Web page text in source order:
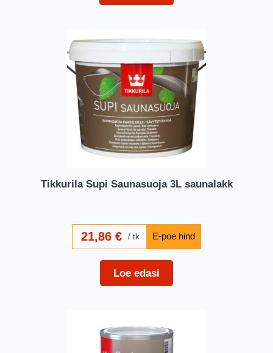
Tikkurila Supi Saunasuoja 3L saunalakk
21,86 € tk
Loe edasi